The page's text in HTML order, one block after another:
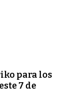
para los
7 de